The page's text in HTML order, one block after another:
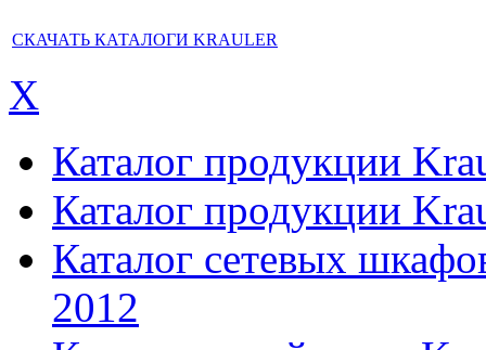
СКАЧАТЬ КАТАЛОГИ KRAULER
X
Каталог продукции
Каталог продукции
Каталог сетевых
2012